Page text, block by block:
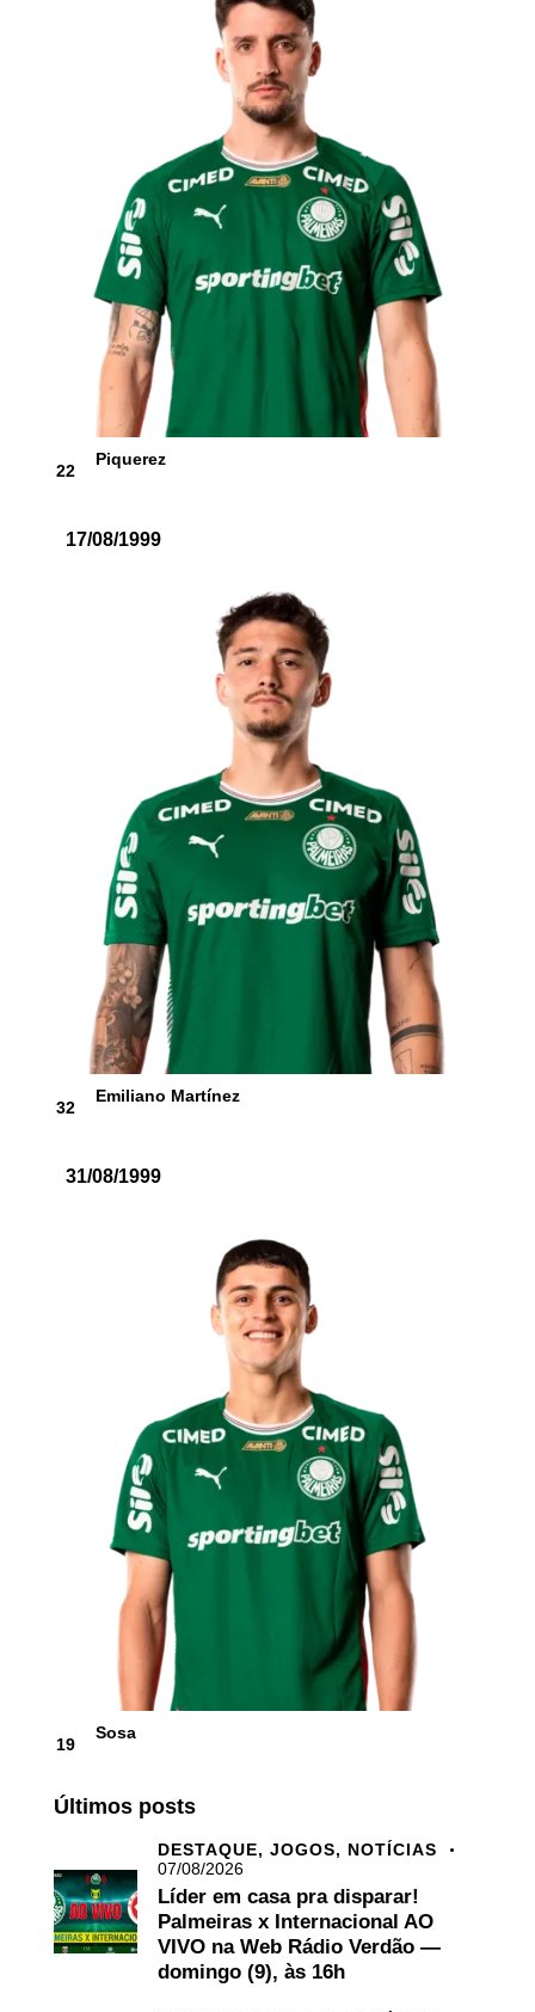
22
Piquerez
17/08/1999
32
Emiliano Martínez
31/08/1999
19
Sosa
Últimos posts
DESTAQUE, JOGOS, NOTÍCIAS
07/08/2026
Líder em casa pra disparar!
Palmeiras x Internacional AO
VIVO na Web Rádio Verdão —
domingo (9), às 16h